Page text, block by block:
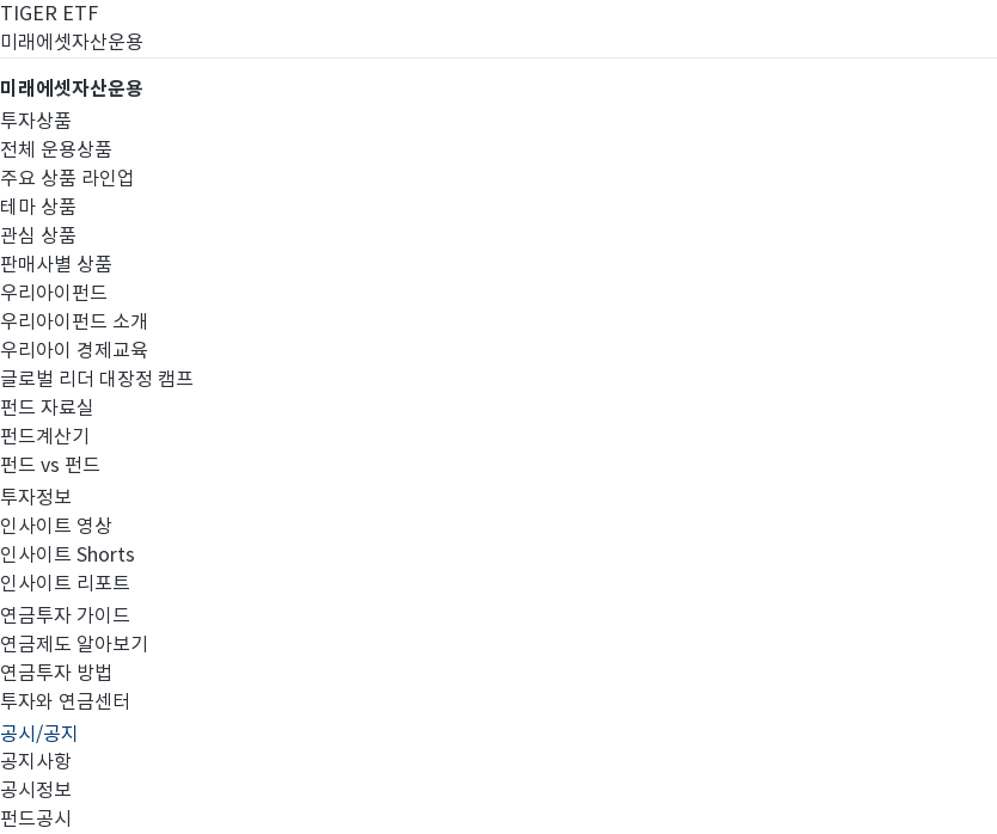
TIGER ETF
미래에셋자산운용
미래에셋자산운용
투자상품
전체 운용상품
주요 상품 라인업
테마 상품
관심 상품
판매사별 상품
우리아이펀드
우리아이펀드 소개
우리아이 경제교육
글로벌 리더 대장정 캠프
펀드 자료실
펀드계산기
펀드 vs 펀드
투자정보
인사이트 영상
인사이트 Shorts
인사이트 리포트
연금투자 가이드
연금제도 알아보기
연금투자 방법
투자와 연금센터
공시/공지
공지사항
공시정보
펀드공시
공지사항
미래에셋자산운용 신입/경력사원 채용공고